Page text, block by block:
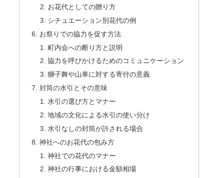
お花代としての贈り方
シチュエーション別花代の例
お祭りでの協力を促す方法
町内会への断り方と説明
協力を呼びかけるためのコミュニケーション
獅子舞や山車に対する寄付の意義
封筒の水引とその意味
水引の選び方とマナー
地域の文化による水引の使い分け
水引なしの封筒が許される場合
神社へのお花代の包み方
神社での花代のマナー
神社の行事における金額相場